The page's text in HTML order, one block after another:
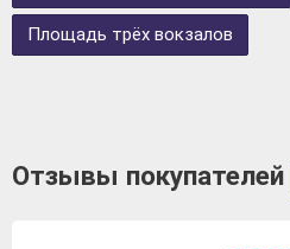
Площадь трёх вокзалов
Отзывы покупателей